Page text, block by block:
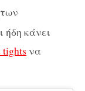
κάνει
tights να